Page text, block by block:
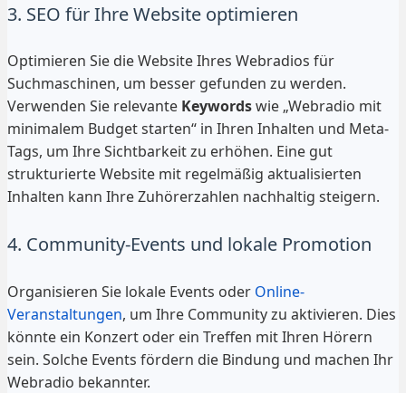
3. SEO für Ihre Website optimieren
Optimieren Sie die Website Ihres Webradios für
Suchmaschinen, um besser gefunden zu werden.
Verwenden Sie relevante Keywordswie „Webradio mit
minimalem Budget starten“ in Ihren Inhalten und Meta-
Tags, um Ihre Sichtbarkeit zu erhöhen. Eine gut
strukturierte Website mit regelmäßig aktualisierten
Inhalten kann Ihre Zuhörerzahlen nachhaltig steigern.
4. Community-Events und lokale Promotion
Organisieren Sie lokale Events oder Online-
Veranstaltungen, um Ihre Community zu aktivieren. Dies
könnte ein Konzert oder ein Treffen mit Ihren Hörern
sein. Solche Events fördern die Bindung und machen Ihr
Webradio bekannter.